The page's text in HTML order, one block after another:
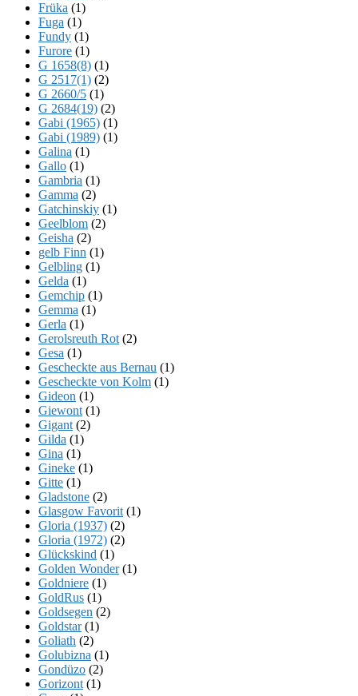
Früka (1)
Fuga (1)
Fundy (1)
Furore (1)
G 1658(8) (1)
G 2517(1) (2)
G 2660/5 (1)
G 2684(19) (2)
Gabi (1965) (1)
Gabi (1989) (1)
Galina (1)
Gallo (1)
Gambria (1)
Gamma (2)
Gatchinskiy (1)
Geelblom (2)
Geisha (2)
gelb Finn (1)
Gelbling (1)
Gelda (1)
Gemchip (1)
Gemma (1)
Gerla (1)
Gerolsreuth Rot (2)
Gesa (1)
Gescheckte aus Bernau (1)
Gescheckte von Kolm (1)
Gideon (1)
Giewont (1)
Gigant (2)
Gilda (1)
Gina (1)
Gineke (1)
Gitte (1)
Gladstone (2)
Glasgow Favorit (1)
Gloria (1937) (2)
Gloria (1972) (2)
Glückskind (1)
Golden Wonder(1)
Goldniere (1)
GoldRus (1)
Goldsegen (2)
Goldstar(1)
Goliath (2)
Golubizna (1)
Gondüzo (2)
Gorizont (1)